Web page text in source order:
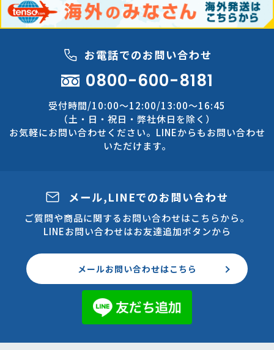
お電話でのお問い合わせ
0800-600-8181
受付時間/10:00～12:00/13:00～16:45
（土・日・祝日・弊社休日を除く）
お気軽にお問い合わせください。LINEからもお問い合わせ
いただけます。
メール,LINEでのお問い合わせ
ご質問や商品に関するお問い合わせはこちらから。
LINEお問い合わせはお友達追加ボタンから
メールお問い合わせはこちら